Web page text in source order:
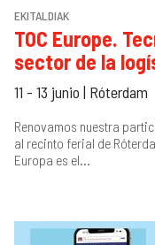
EKITALDIAK
TOC Europe.
sector de la
11 - 13 junio | Róterdam
Renovamos nuestra
al recinto ferial de
Europa es el...